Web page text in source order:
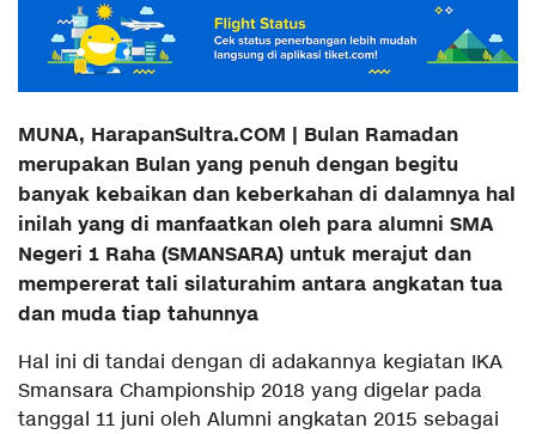
MUNA, HarapanSultra.COM | Bulan Ramadan
merupakan Bulan yang penuh dengan begitu
banyak kebaikan dan keberkahan di dalamnya hal
inilah yang di manfaatkan oleh para alumni SMA
Negeri 1 Raha (SMANSARA) untuk merajut dan
mempererat tali silaturahim antara angkatan tua
dan muda tiap tahunnya
Hal ini di tandai dengan di adakannya kegiatan IKA
Smansara Championship 2018 yang digelar pada
tanggal 11 juni oleh Alumni angkatan 2015 sebagai